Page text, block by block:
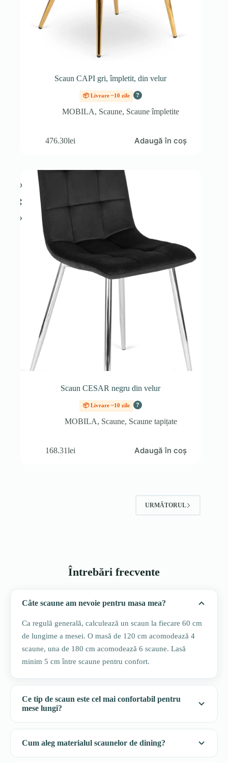
Scaun CAPI gri, împletit, din velur
📦 Livrare ~10 zile ?
MOBILA, Scaune, Scaune împletite
476.30lei Adaugă în coș
Scaun CESAR negru din velur
📦 Livrare ~10 zile ?
MOBILA, Scaune, Scaune tapițate
168.31lei Adaugă în coș
URMĂTORUL
Întrebări frecvente
Câte scaune am nevoie pentru masa mea?
Ca regulă generală, calculează un scaun la fiecare 60 cm
de lungime a mesei. O masă de 120 cm acomodează 4
scaune, una de 180 cm acomodează 6 scaune. Lasă
minim 5 cm între scaune pentru confort.
Ce tip de scaun este cel mai confortabil pentru
mese lungi?
Cum aleg materialul scaunelor de dining?